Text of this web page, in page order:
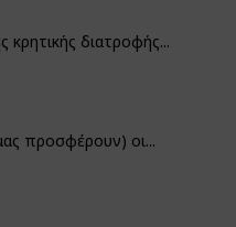
κρητικής διατροφής...
προσφέρουν) οι...